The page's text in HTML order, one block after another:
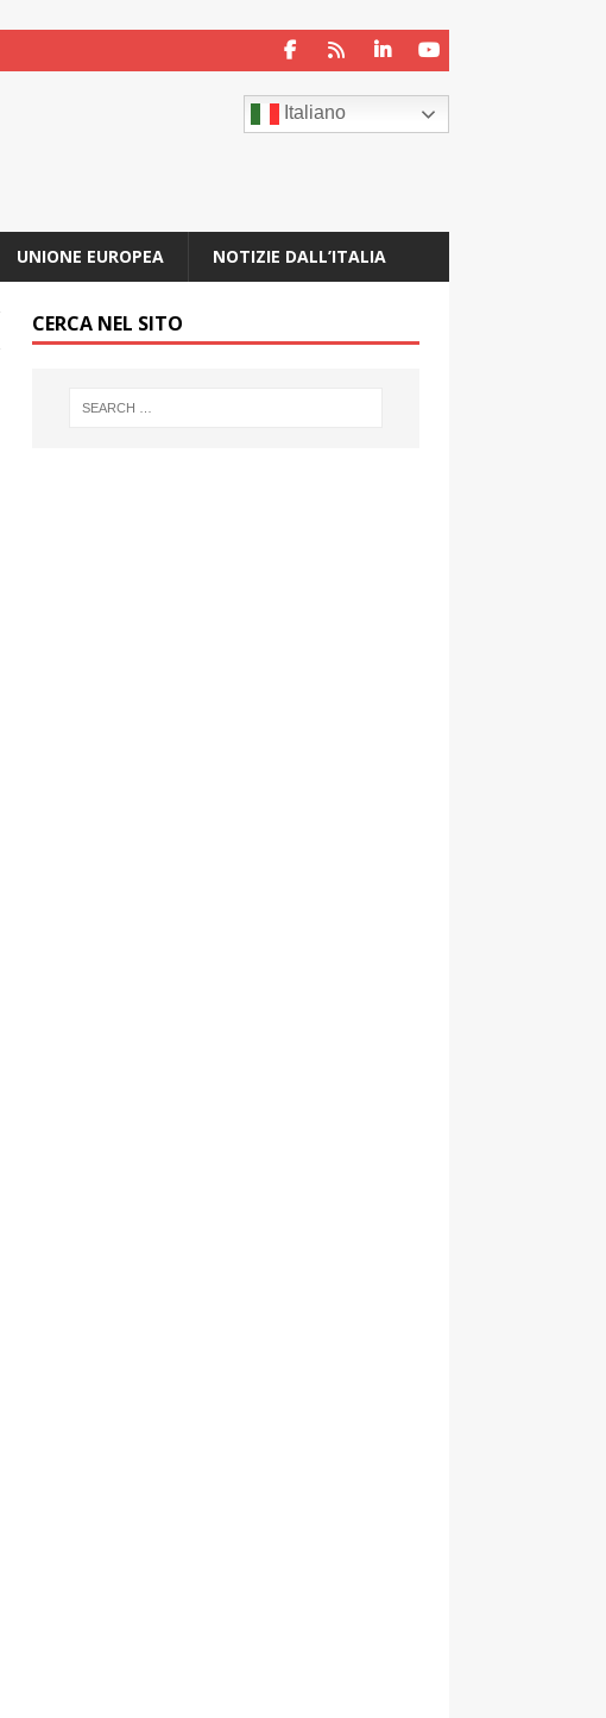
Italiano
UNIONE EUROPEA NOTIZIE DALL’ITALIA
CERCA NEL SITO